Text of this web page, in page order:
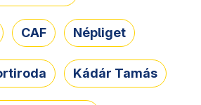
CAF Népliget
Kádár Tamás